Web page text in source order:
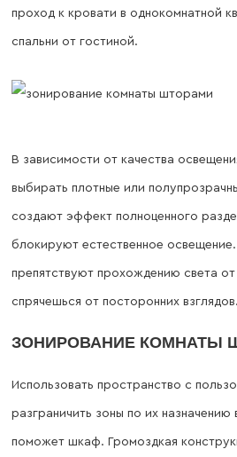
проход к кровати в однокомнатной
спальни от гостиной.
В зависимости от качества
выбирать плотные или
создают эффект полноценного
блокируют естественное
препятствуют прохождению света
спрячешься от посторонних взглядов.
ЗОНИРОВАНИЕ КОМНАТЫ
Использовать пространство с
разграничить зоны по их назначению
поможет шкаф. Громоздкая